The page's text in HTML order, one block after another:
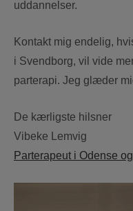
uddannelser.
Kontakt mig endelig,
i Svendborg, vil vide
parterapi. Jeg glæder
De kærligste hilsner
Vibeke Lemvig
Parterapeut i Odense